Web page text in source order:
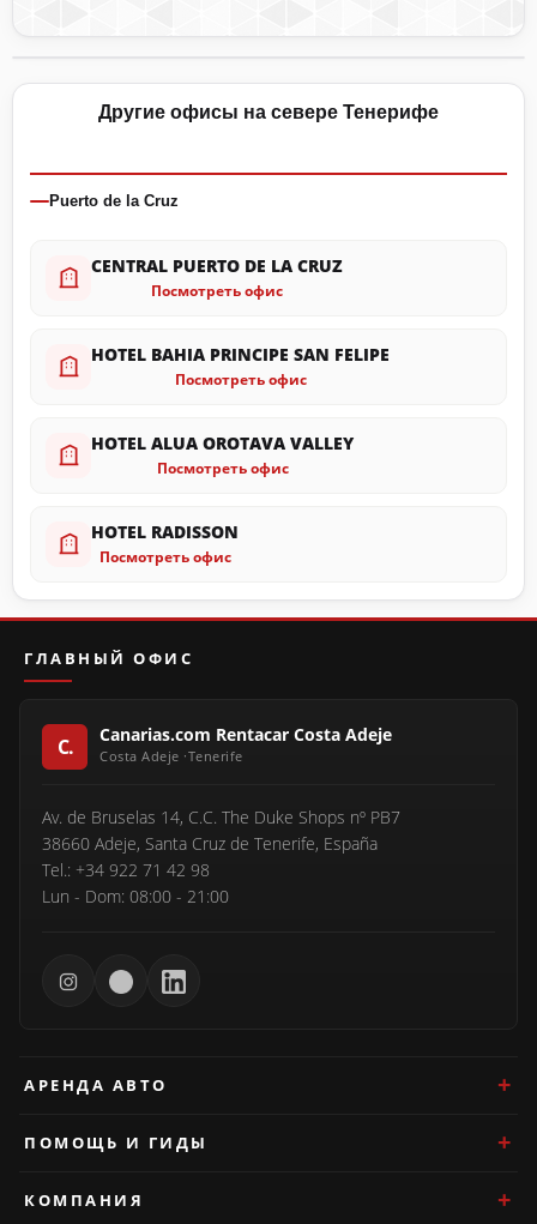
Другие офисы на севере Тенерифе
Puerto de la Cruz
CENTRAL PUERTO DE LA CRUZ
Посмотреть офис
HOTEL BAHIA PRINCIPE SAN FELIPE
Посмотреть офис
HOTEL ALUA OROTAVA VALLEY
Посмотреть офис
HOTEL RADISSON
Посмотреть офис
ГЛАВНЫЙ ОФИС
Canarias.com Rentacar Costa Adeje
Av. de Bruselas 14, C.C. The Duke Shops nº PB7
38660 Adeje, Santa Cruz de Tenerife, España
Tel.: +34 922 71 42 98
Lun - Dom: 08:00 - 21:00
АРЕНДА АВТО
ПОМОЩЬ И ГИДЫ
КОМПАНИЯ